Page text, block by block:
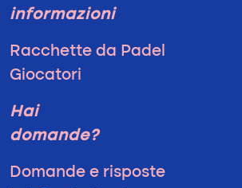
informazioni
Racchette da Padel
Giocatori
Hai
domande?
Domande e risposte